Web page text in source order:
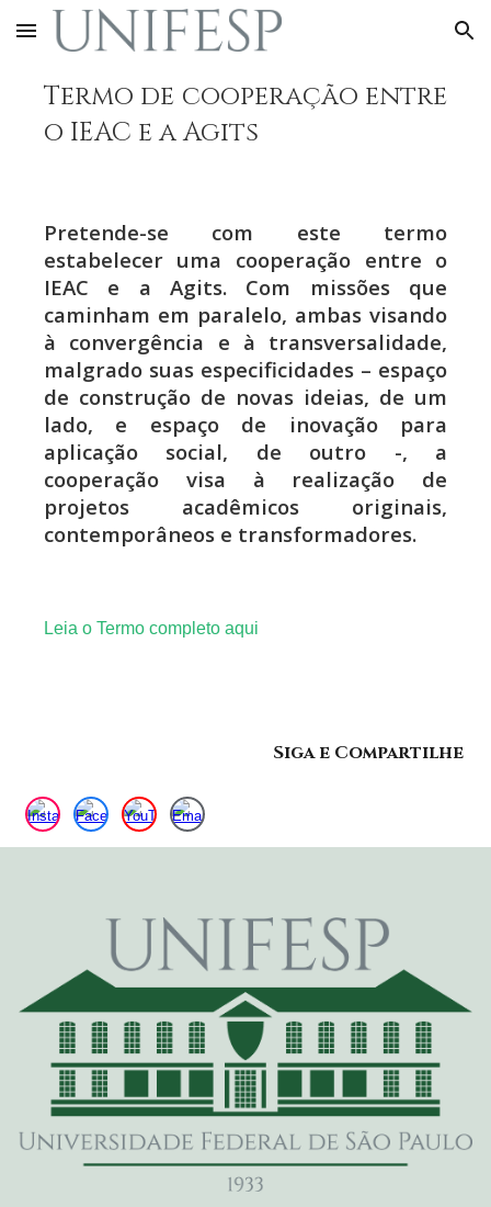
Skip to main content Skip to navigation
Termo de cooperação entre
o IEAC e a Agits
Pretende-se com este termo
estabelecer uma cooperação entre o
IEAC e a Agits. Com missões que
caminham em paralelo, ambas visando
à convergência e à transversalidade,
malgrado suas especificidades – espaço
de construção de novas ideias, de um
lado, e espaço de inovação para
aplicação social, de outro -, a
cooperação visa à realização de
projetos acadêmicos originais,
contemporâneos e transformadores.
Leia o Termo completo aqui
Siga e Compartilhe